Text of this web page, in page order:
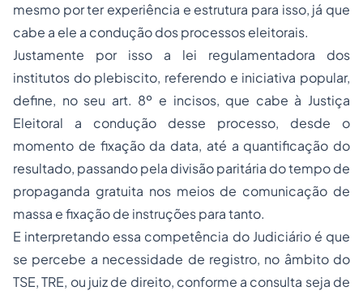
mesmo por ter experiência e estrutura para isso, já que
cabe a ele a condução dos processos eleitorais.
Justamente por isso a lei regulamentadora dos
institutos do plebiscito, referendo e iniciativa popular,
define, no seu art. 8º e incisos, que cabe à Justiça
Eleitoral a condução desse processo, desde o
momento de fixação da data, até a quantificação do
resultado, passando pela divisão paritária do tempo de
propaganda gratuita nos meios de comunicação de
massa e fixação de instruções para tanto.
E interpretando essa competência do Judiciário é que
se percebe a necessidade de registro, no âmbito do
TSE, TRE, ou juiz de direito, conforme a consulta seja de